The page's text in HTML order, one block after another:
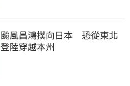
颱風昌鴻撲向日本　恐從東北
登陸穿越本州